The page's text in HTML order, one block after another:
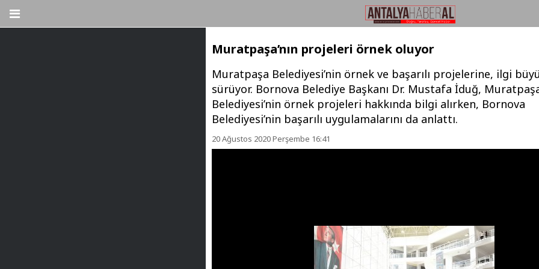
Muratpaşa’nın projeleri örnek oluyor
Muratpaşa Belediyesi’nin örnek ve başarılı projelerine, ilgi
sürüyor. Bornova Belediye Başkanı Dr. Mustafa İduğ,
Belediyesi’nin örnek projeleri hakkında bilgi alırken, Bornova
Belediyesi’nin başarılı uygulamalarını da anlattı.
20 Ağustos 2020 Perşembe 16:41